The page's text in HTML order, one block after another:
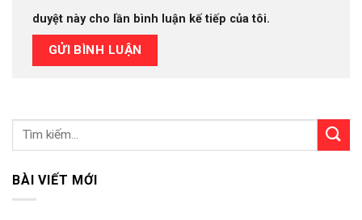
duyệt này cho lần bình luận kế tiếp của tôi.
BÀI VIẾT MỚI